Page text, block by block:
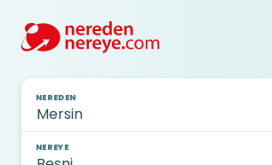
NEREDEN
NEREYE